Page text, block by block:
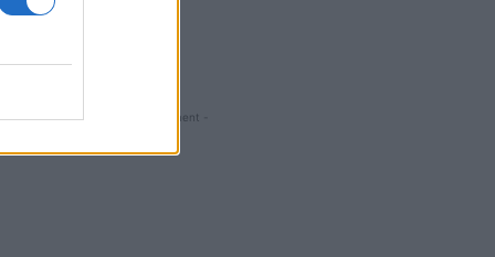
Arhiva sondajelor
- Advertisment -